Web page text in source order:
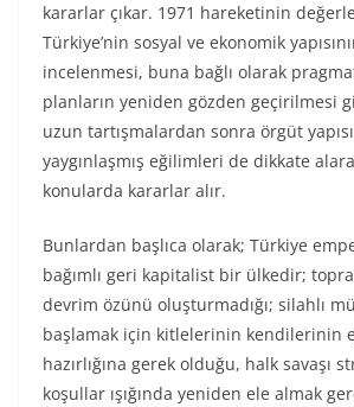
kararlar çıkar. 1971 hareketinin
Türkiye’nin sosyal ve ekonomik
incelenmesi, buna bağlı olarak
planların yeniden gözden geçirilmesi
uzun tartışmalardan sonra örgüt
yaygınlaşmış eğilimleri de dikkate
konularda kararlar alır.
Bunlardan başlıca olarak; Türkiye
bağımlı geri kapitalist bir ülkedir;
devrim özünü oluşturmadığı; silahlı
başlamak için kitlelerinin kendilerinin
hazırlığına gerek olduğu, halk savaşı
koşullar ışığında yeniden ele almak